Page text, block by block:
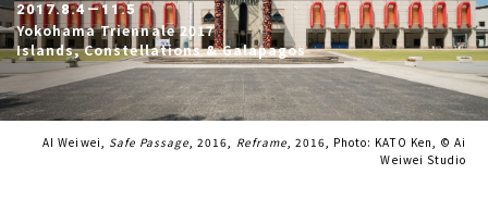
2017.8.4－11.5
Yokohama Triennale 2017
Islands, Constellations & Galapagos
AI Weiwei, Safe Passage , 2016, Reframe , 2016, Photo: KATO Ken, © Ai
Weiwei Studio